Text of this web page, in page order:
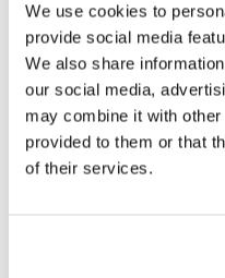
We use cookies to
provide social media
We also share
our social media,
may combine it with
provided to them or that
of their services.
ОПИСАНИЕ ТОВАРА
Материал: Золото
Камень:
- Родолит (Цвет камня:
- Топаз (Цвет камня:
- Турмалин (Цвет
Цвет камня: Розовый,